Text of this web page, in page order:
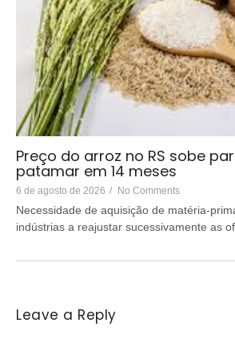
Preço do arroz no RS sobe
patamar em 14 meses
6 de agosto de 2026 / No Comments
Necessidade de aquisição de matéria-
indústrias a reajustar sucessivamente as
Leave a Reply